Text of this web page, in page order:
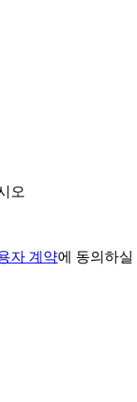
오
자 계약에 동의하실